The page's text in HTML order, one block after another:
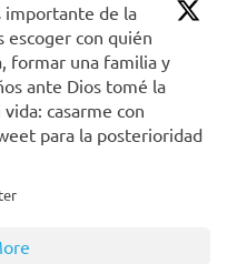
importante de la
escoger con quién
formar una familia y
ante Dios tomé la
casarme con
para la posterioridad